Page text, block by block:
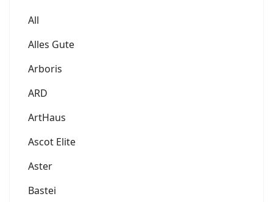
All
Alles Gute
Arboris
ARD
ArtHaus
Ascot Elite
Aster
Bastei